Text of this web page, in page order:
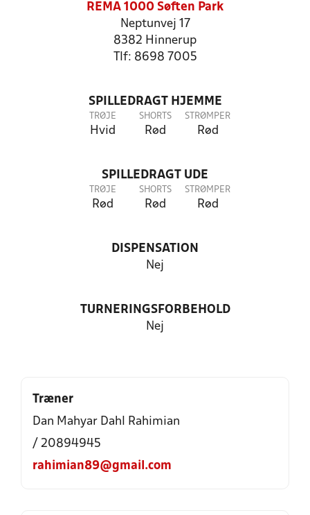
REMA 1000 Søften Park
Neptunvej 17
8382 Hinnerup
Tlf: 8698 7005
SPILLEDRAGT HJEMME
TRØJE
Hvid
SHORTS
Rød
STRØMPER
Rød
SPILLEDRAGT UDE
TRØJE
Rød
SHORTS
Rød
STRØMPER
Rød
DISPENSATION
Nej
TURNERINGSFORBEHOLD
Nej
Træner
Dan Mahyar Dahl Rahimian
/ 20894945
rahimian89@gmail.com